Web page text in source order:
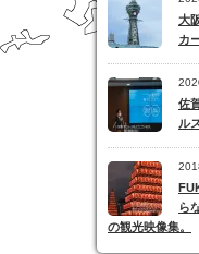
大
カ
佐
ル
ら
の観光映像集。